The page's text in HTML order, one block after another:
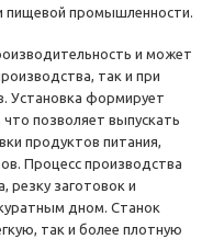
пищевой промышленности.
и может
так и при
Установка формирует
позволяет выпускать
продуктов питания,
Процесс производства
резку заготовок и
дном. Станок
так и более плотную